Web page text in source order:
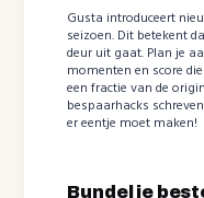
Gusta introduceert
seizoen. Dit betekent
deur uit gaat. Plan je
momenten en score
een fractie van de
bespaarhacks
er eentje moet maken!
Bundel je